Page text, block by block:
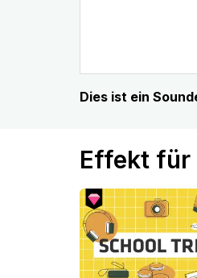
Dies ist ein
Effekt für